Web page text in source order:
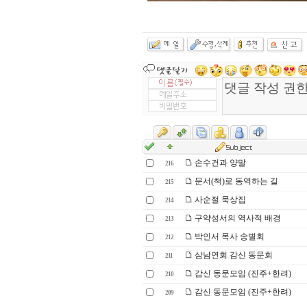
216 손수건과 양말
215 문서(책)로 동역하는 길
214 사순절 묵상집
213 구약성서의 역사적 배경
212 박인서 목사 송별회
211 삼남연회 감신 동문회
210 감신 동문모임 (진주+한려)
209 감신 동문모임 (진주+한려)